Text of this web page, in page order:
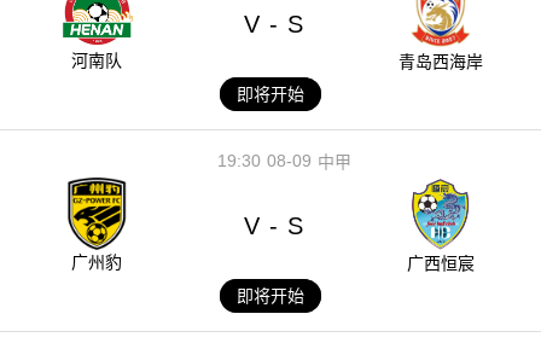
河南队
V - S
青岛西海岸
即将开始
08-09
19:30 中甲
广州豹
V - S
广西恒宸
即将开始